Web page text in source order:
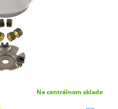
Na centrálnom sklade